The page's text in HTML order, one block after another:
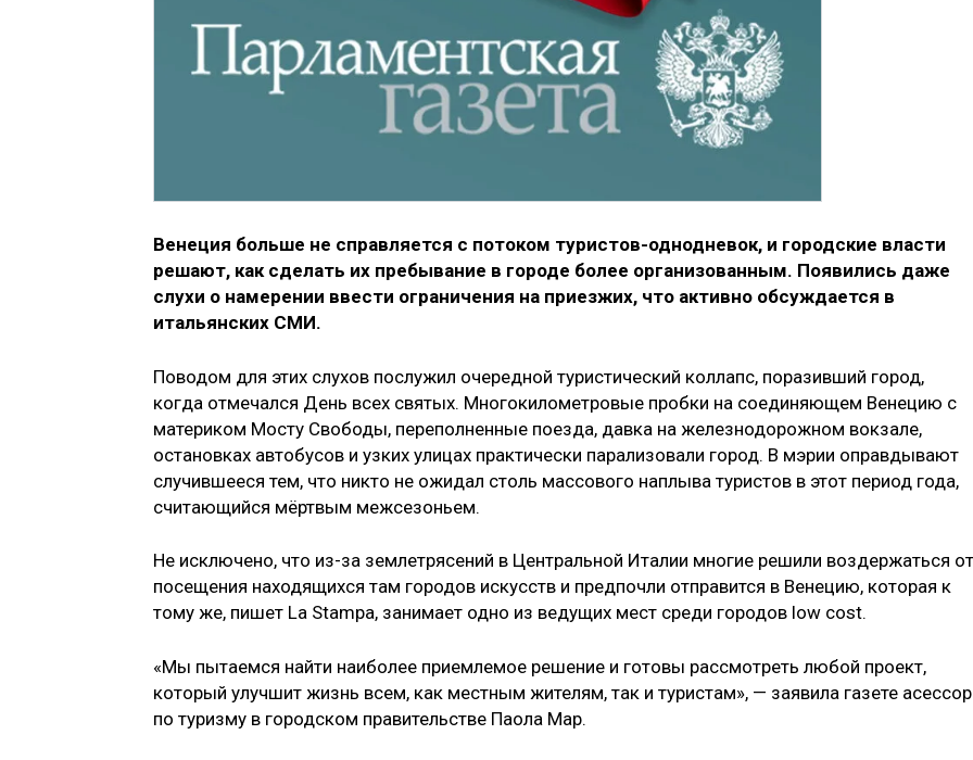
Венеция больше не справляется с потоком туристов-однодневок, и городские власти
решают, как сделать их пребывание в городе более организованным. Появились даже
слухи о намерении ввести ограничения на приезжих, что активно обсуждается в
итальянских СМИ.
Поводом для этих слухов послужил очередной туристический коллапс, поразивший город,
когда отмечался День всех святых. Многокилометровые пробки на соединяющем Венецию с
материком Мосту Свободы, переполненные поезда, давка на железнодорожном вокзале,
остановках автобусов и узких улицах практически парализовали город. В мэрии оправдывают
случившееся тем, что никто не ожидал столь массового наплыва туристов в этот период года,
считающийся мёртвым межсезоньем.
Не исключено, что из-за землетрясений в Центральной Италии многие решили воздержаться от
посещения находящихся там городов искусств и предпочли отправится в Венецию, которая к
тому же, пишет La Stampa, занимает одно из ведущих мест среди городов low cost.
«Мы пытаемся найти наиболее приемлемое решение и готовы рассмотреть любой проект,
который улучшит жизнь всем, как местным жителям, так и туристам», — заявила газете асессор
по туризму в городском правительстве Паола Мар.